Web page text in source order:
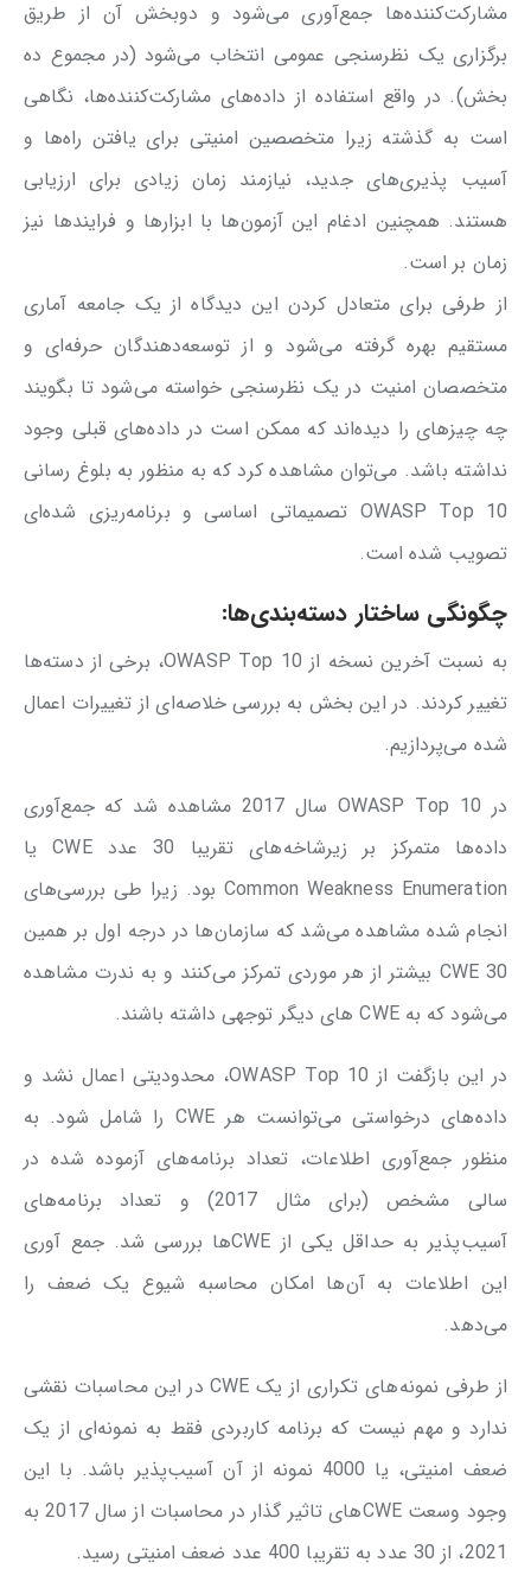
مشارکت‌کننده‌ها جمع‌آوری می‌شود و دوبخش آن از طریق
برگزاری یک نظرسنجی عمومی انتخاب می‌شود (در مجموع ده
بخش). در واقع استفاده از داده‌های مشارکت‌کننده‌ها، نگاهی
است به گذشته زیرا متخصصین امنیتی برای یافتن راه‌ها و
آسیب پذیری‌های جدید، نیازمند زمان زیادی برای ارزیابی
هستند. همچنین ادغام این آزمون‌ها با ابزارها و فرایندها نیز
زمان بر است.
از طرفی برای متعادل کردن این دیدگاه از یک جامعه آماری
مستقیم بهره گرفته می‌شود و از توسعه‌دهندگان حرفه‌ای و
متخصصان امنیت در یک نظرسنجی خواسته می‌شود تا بگویند
چه چیز‌های را دیده‌اند که ممکن است در داده‌های قبلی وجود
نداشته باشد. می‌توان مشاهده کرد که به منظور به بلوغ رسانی
OWASP Top 10 تصمیماتی اساسی و برنامه‌ریزی شده‌ای
تصویب شده است.
چگونگی ساختار دسته‌بندی‌ها:
به نسبت آخرین نسخه از OWASP Top 10، برخی از دسته‌ها
تغییر کردند. در این بخش به بررسی خلاصه‌ای از تغییرات اعمال
شده می‌پردازیم.
در OWASP Top 10 سال 2017 مشاهده شد که جمع‌آوری
داده‌ها متمرکز بر زیرشاخه‌های تقریبا 30 عدد CWE یا
Common Weakness Enumeration بود. زیرا طی بررسی‌های
انجام شده مشاهده می‌شد که سازمان‌ها در درجه اول بر همین
30 CWE بیشتر از هر موردی تمرکز می‌کنند و به ندرت مشاهده
می‌شود که به CWE های دیگر توجهی داشته باشند.
در این بازگفت از OWASP Top 10، محدودیتی اعمال نشد و
داده‌های درخواستی می‌توانست هر CWE را شامل شود. به
منظور جمع‌آوری اطلاعات، تعداد برنامه‌های آزموده شده در
سالی مشخص (برای مثال 2017) و تعداد برنامه‌های
آسیب‌پذیر به حداقل یکی از CWEها بررسی شد. جمع آوری
این اطلاعات به آن‌ها امکان محاسبه شیوع یک ضعف را
می‌دهد.
از طرفی نمونه‌های تکراری از یک CWE در این محاسبات نقشی
ندارد و مهم نیست که برنامه کاربردی فقط به نمونه‌ای از یک
ضعف امنیتی، یا 4000 نمونه از آن آسیب‌پذیر باشد. با این
وجود وسعت CWEهای تاثیر گذار در محاسبات از سال 2017 به
2021، از 30 عدد به تقریبا 400 عدد ضعف امنیتی رسید.